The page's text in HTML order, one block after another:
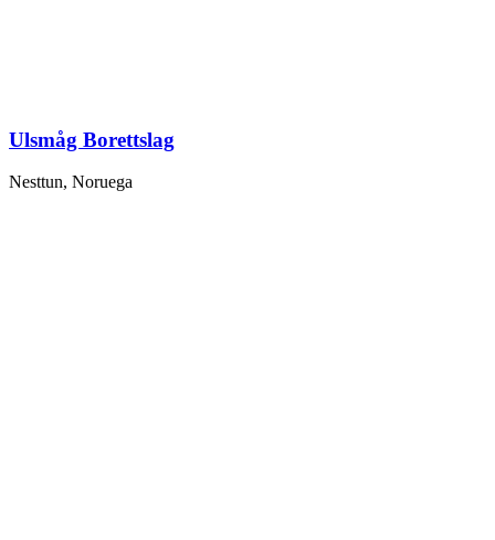
Ulsmåg Borettslag
Nesttun, Noruega